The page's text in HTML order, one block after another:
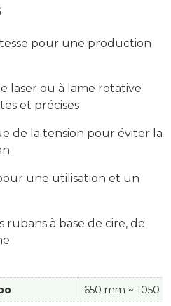
pour une production
laser ou à lame rotative
et précises
de la tension pour éviter la
une utilisation et un
rubans à base de cire, de
650 mm ~ 1050